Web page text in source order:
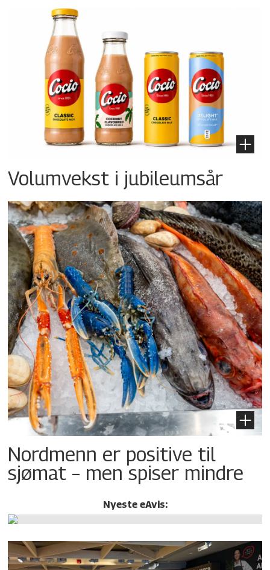
Volumvekst i jubileumsår
Nordmenn er positive til
sjømat – men spiser mindre
Nyeste eAvis: